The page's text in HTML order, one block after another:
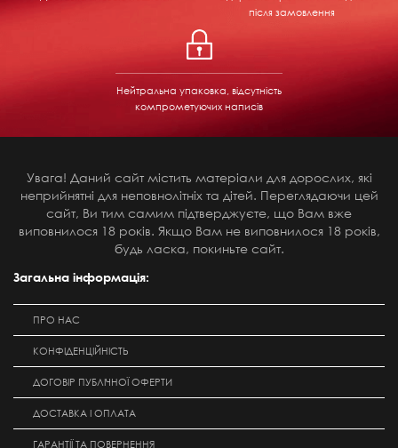
після замовлення
Нейтральна упаковка, відсутність
компрометуючих написів
Увага! Даний сайт містить матеріали для дорослих, які
неприйнятні для неповнолітніх та дітей. Переглядаючи цей
сайт, Ви тим самим підтверджуєте, що Вам вже
виповнилося 18 років. Якщо Вам не виповнилося 18 років,
будь ласка, покиньте сайт.
Загальна інформація:
ПРО НАС
КОНФІДЕНЦІЙНІСТЬ
ДОГОВІР ПУБЛІЧНОЇ ОФЕРТИ
ДОСТАВКА І ОПЛАТА
ГАРАНТІЇ ТА ПОВЕРНЕННЯ